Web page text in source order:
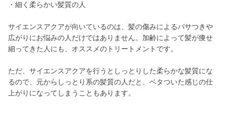
・細く柔らかい髪質の人
サイエンスアクアが向いているのは、髪の傷みによるパサつきや
広がりにお悩みの人だけではありません。加齢によって髪が痩せ
細ってきた人にも、オススメのトリートメントです。
ただ、サイエンスアクアを行うとしっとりした柔らかな髪質にな
るので、元からしっとり系の髪質の人だと、ベタついた感じの仕
上がりになってしまうこともあります。